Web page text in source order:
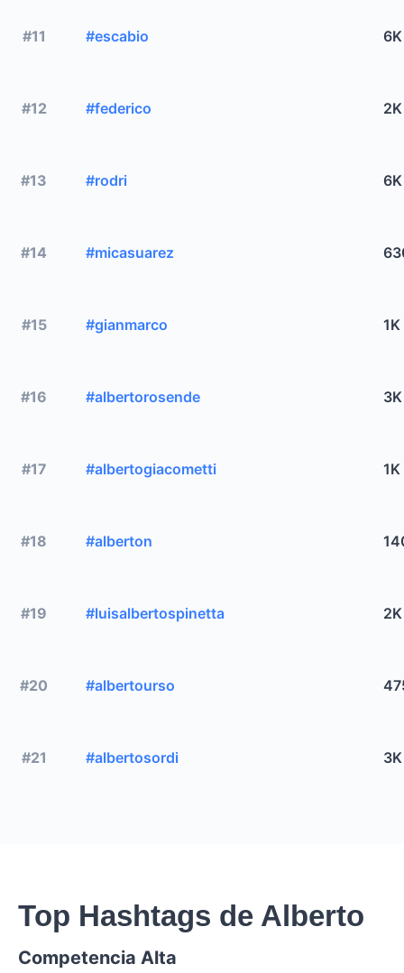
#11 #escabio 6K
#12 #federico 2K
#13 #rodri 6K
#14 #micasuarez
#15 #gianmarco 1K
#16 #albertorosende 3K
#17 #albertogiacometti 1K
#18 #alberton
#19 #luisalbertospinetta 2K
#20 #albertourso
#21 #albertosordi 3K
Top Hashtags de Alberto
Competencia Alta